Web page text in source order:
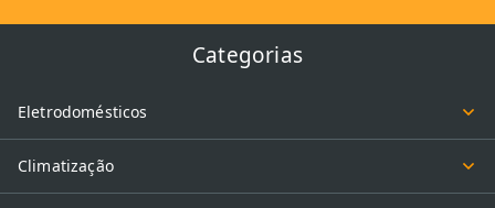
Categorias
Eletrodomésticos
Climatização